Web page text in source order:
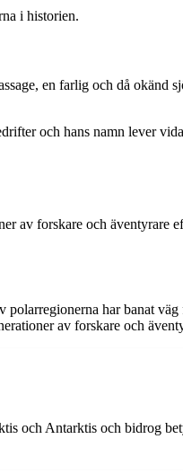
i historien.
en farlig och då okänd
och hans namn lever
av forskare och äventyrare
har banat väg
av forskare och
och Antarktis och bidrog